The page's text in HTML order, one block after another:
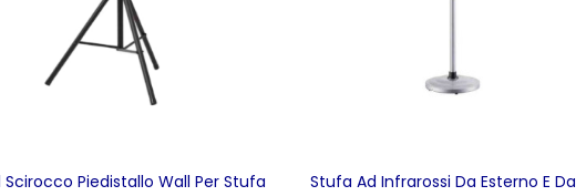
Scirocco Piedistallo Wall Per Stufa
Stufa Ad Infrarossi Da Esterno E Da